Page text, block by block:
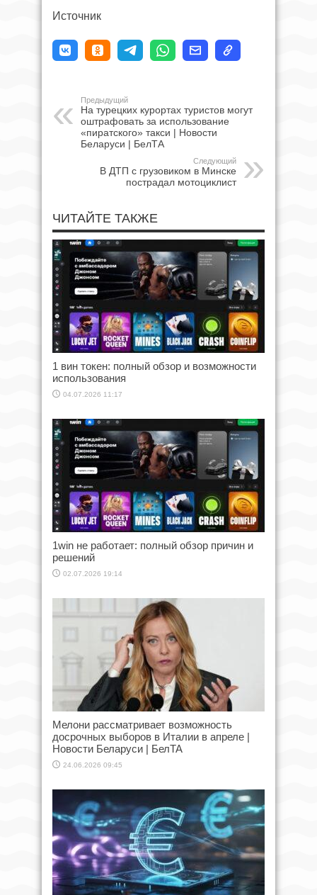
Источник
Предыдущий
На турецких курортах туристов могут
оштрафовать за использование
«пиратского» такси | Новости
Беларуси | БелТА
Следующий
В ДТП с грузовиком в Минске
пострадал мотоциклист
ЧИТАЙТЕ ТАКЖЕ
1 вин токен: полный обзор и возможности
использования
04.07.2026 11:17
1win не работает: полный обзор причин и
решений
02.07.2026 19:14
Мелони рассматривает возможность
досрочных выборов в Италии в апреле |
Новости Беларуси | БелТА
24.06.2026 09:45